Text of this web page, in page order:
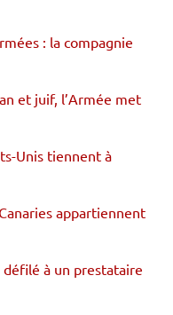
: la compagnie
et juif, l’Armée met
Unis tiennent à
appartiennent
à un prestataire